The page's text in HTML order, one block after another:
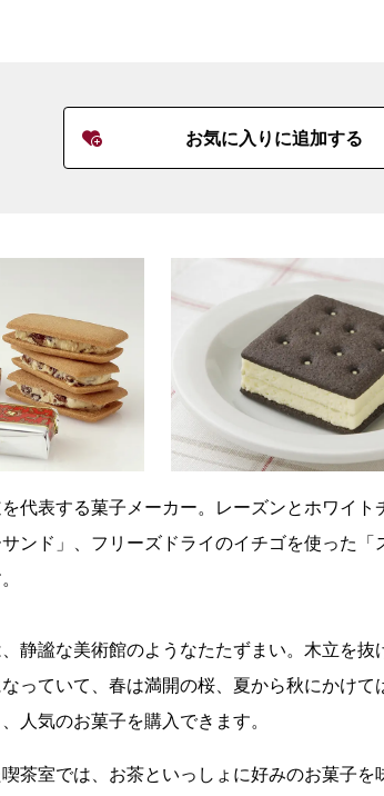
お気に入りに追加する
代表する菓子メーカー。レーズンとホワイ
サンド」、フリーズドライのイチゴを使った
静謐な美術館のようなたたずまい。木立を
っていて、春は満開の桜、夏から秋にかけ
人気のお菓子を購入できます。
茶室では、お茶といっしょに好みのお菓子